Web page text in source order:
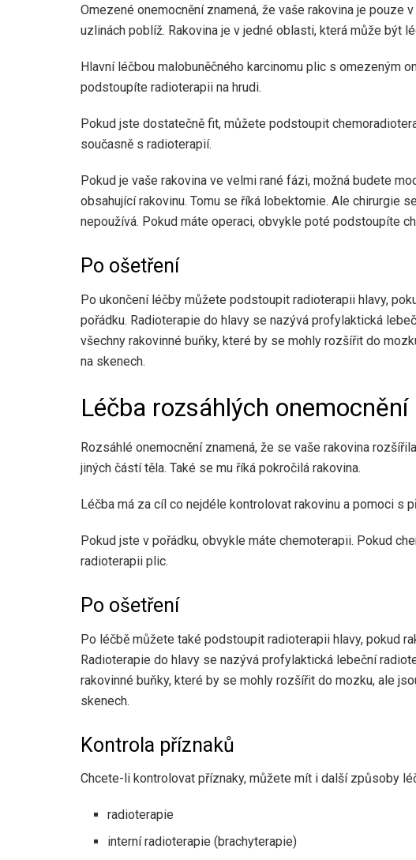
Omezené onemocnění znamená, že vaše rakovina je pouze
uzlinách poblíž. Rakovina je v jedné oblasti, která může být
Hlavní léčbou malobuněčného karcinomu plic s omezeným
podstoupíte radioterapii na hrudi.
Pokud jste dostatečně fit, můžete podstoupit
současně s radioterapií.
Pokud je vaše rakovina ve velmi rané fázi, možná budete
obsahující rakovinu. Tomu se říká lobektomie. Ale chirurgie
nepoužívá. Pokud máte operaci, obvykle poté podstoupíte
Po ošetření
Po ukončení léčby můžete podstoupit radioterapii hlavy,
pořádku. Radioterapie do hlavy se nazývá profylaktická
všechny rakovinné buňky, které by se mohly rozšířit do
na skenech.
Léčba rozsáhlých onemocnění
Rozsáhlé onemocnění znamená, že se vaše rakovina
jiných částí těla. Také se mu říká pokročilá rakovina.
Léčba má za cíl co nejdéle kontrolovat rakovinu a pomoci s
Pokud jste v pořádku, obvykle máte chemoterapii. Pokud
radioterapii plic.
Po ošetření
Po léčbě můžete také podstoupit radioterapii hlavy, pokud
Radioterapie do hlavy se nazývá profylaktická lebeční
rakovinné buňky, které by se mohly rozšířit do mozku, ale
skenech.
Kontrola příznaků
Chcete-li kontrolovat příznaky, můžete mít i další způsoby
radioterapie
interní radioterapie (brachyterapie)